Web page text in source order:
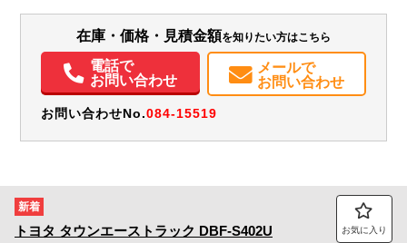
電動格納ミラー
記録簿（一部含む）
取扱説明書（一部含む）
メンテナンスノート（保証書）
在庫・価格・見積金額を知りたい方はこちら
電話で
お問い合わせ
メールで
お問い合わせ
お問い合わせNo.084-15519
新着
トヨタ タウンエーストラック DBF-S402U お気に入り